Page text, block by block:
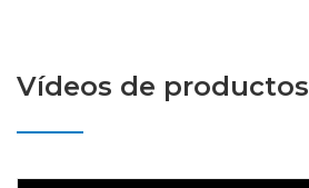
Vídeos de productos